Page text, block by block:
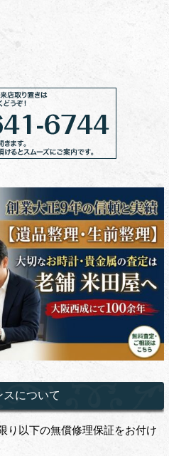
について
り以下の無償修理保証をお付け